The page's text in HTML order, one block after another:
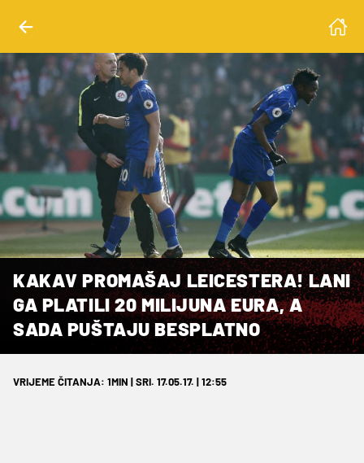
KAKAV PROMAŠAJ LEICESTERA! LANI
GA PLATILI 20 MILIJUNA EURA, A
SADA PUŠTAJU BESPLATNO
VRIJEME ČITANJA: 1MIN | SRI. 17.05.17. | 12:55